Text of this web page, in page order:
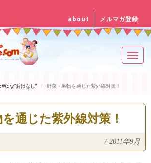
about メルマガ登録
な“おはなし” 野菜・果物を通じた紫外線対策！
通じた紫外線対策！
/ 2011年9月